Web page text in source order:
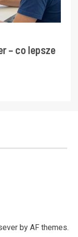
– co lepsze
by AF themes.